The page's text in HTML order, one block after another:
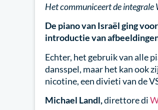
Het communiceert de integrale
De piano van Israël ging
introductie van
Echter, het gebruik van alle
dansspel, maar het kan ook
nicotine, een divieti van de
Michael Landl,direttore di